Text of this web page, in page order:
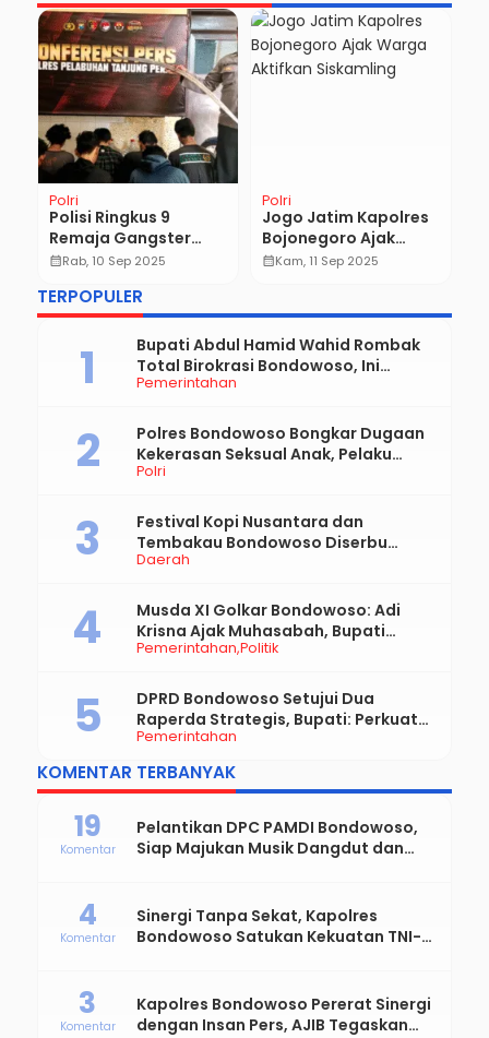
Polri
Polisi Ringkus 9
Remaja Gangster
Bentrok di Kalilom Lor
calendar_monthRab, 10 Sep 2025
Polri
Jogo Jatim Kapolres
Bojonegoro Ajak
Warga Aktifkan
calendar_monthKam, 11 Sep 2025
TERPOPULER
Pemerintahan
Bupati Abdul Hamid Wahid Rombak
Total Birokrasi Bondowoso, Ini
Daftar Pejabat Yang Resmi Dilantik
Polri
Polres Bondowoso Bongkar Dugaan
Kekerasan Seksual Anak, Pelaku
Diduga Ayah Kandung
Daerah
Festival Kopi Nusantara dan
Tembakau Bondowoso Diserbu
Pengunjung
Pemerintahan Politik
Musda XI Golkar Bondowoso: Adi
Krisna Ajak Muhasabah, Bupati
Hamid Dorong Sinergi untuk
Pemerintahan
DPRD Bondowoso Setujui Dua
Raperda Strategis, Bupati: Perkuat
Fiskal Daerah dan Demokrasi Desa
KOMENTAR TERBANYAK
Pelantikan DPC PAMDI Bondowoso,
Siap Majukan Musik Dangdut dan
19
Komentar
Sinergi Tanpa Sekat, Kapolres
Bondowoso Satukan Kekuatan TNI-
4
Komentar
Kapolres Bondowoso Pererat Sinergi
dengan Insan Pers, AJIB Tegaskan
3
Komentar